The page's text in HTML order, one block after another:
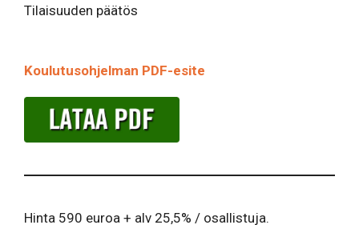
Tilaisuuden päätös
Koulutusohjelman PDF-esite
Hinta 590 euroa + alv 25,5% / osallistuja.